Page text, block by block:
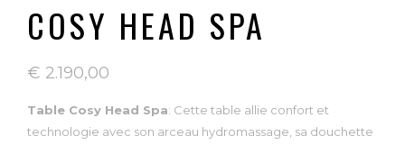
COSY HEAD SPA
€ 2.190,00
Table Cosy Head Spa: Cette table allie confort et
technologie avec son arceau hydromassage, sa douchette